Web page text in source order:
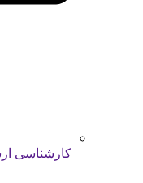
کارشناسی